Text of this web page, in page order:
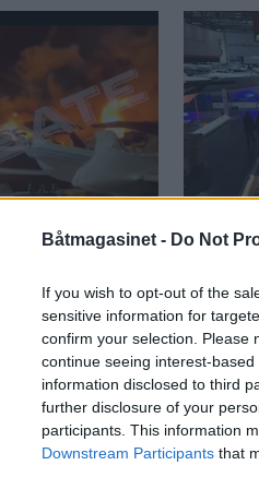
Båtmagasinet - Do Not
If you wish to opt-out of the
sensitive information for
confirm your selection. Please
continue seeing interest-
information disclosed to third
further disclosure of your
participants. This information
Downstream Participants that